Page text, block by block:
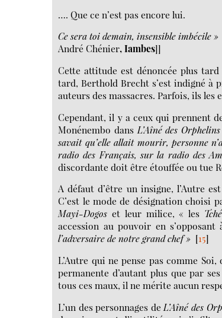
…. Que ce n’est pas encore lui.
Ce sera toi demain, insensible imbécile »
André Chénier,Iambes]]
Cette attitude est dénoncée plus
tard, Berthold Brecht s’est indigné à
auteurs des massacres. Parfois, ils les
Cependant, il y a ceux qui prennent
Monénembo dans L’Aîné des Orphelins
savait qu’elle allait mourir, personne
radio des Français, sur la radio des
discordante doit être étouffée ou tue
A défaut d’être un insigne, l’Autre
C’est le mode de désignation choisi
Mayi-Dogos et leur milice, « les
accession au pouvoir en
l’adversaire de notre grand chef » [15]
L’Autre qui ne pense pas comme
permanente d’autant plus que par
tous ces maux, il ne mérite aucun
L’un des personnages de L’Aîné des